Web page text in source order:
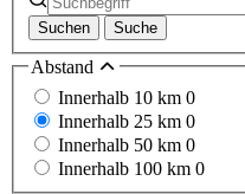
Suchen Suche
Abstand
Innerhalb 10 km 0
Innerhalb 25 km 0
Innerhalb 50 km 0
Innerhalb 100 km 0